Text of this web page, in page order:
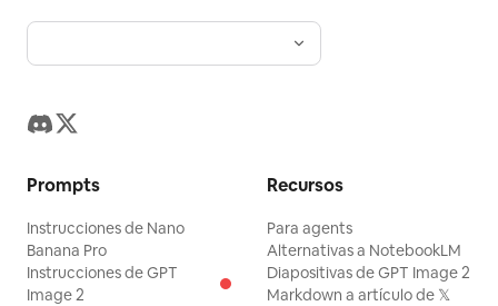
Prompts
Instrucciones de Nano
Banana Pro
Instrucciones de GPT
Image 2
Recursos
Para agents
Alternativas a NotebookLM
Diapositivas de GPT Image 2
Markdown a artículo de 𝕏